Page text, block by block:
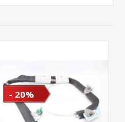
- 20%